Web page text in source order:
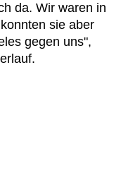
da. Wir waren in
sie aber
gegen uns",